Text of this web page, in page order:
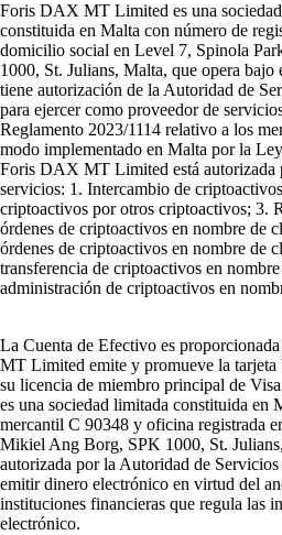
Foris DAX MT Limited es una
constituida en Malta con número de
domicilio social en Level 7, Spinola
1000, St. Julians, Malta, que opera bajo
tiene autorización de la Autoridad de
para ejercer como proveedor de
Reglamento 2023/1114 relativo a los
modo implementado en Malta por la
Foris DAX MT Limited está autorizada
servicios: 1. Intercambio de
criptoactivos por otros criptoactivos; 3.
órdenes de criptoactivos en nombre de
órdenes de criptoactivos en nombre de
transferencia de criptoactivos en
administración de criptoactivos en
La Cuenta de Efectivo es
MT Limited emite y promueve la tarjeta
su licencia de miembro principal de
es una sociedad limitada constituida en
mercantil C 90348 y oficina registrada
Mikiel Ang Borg, SPK 1000, St.
autorizada por la Autoridad de
emitir dinero electrónico en virtud del
instituciones financieras que regula las
electrónico.